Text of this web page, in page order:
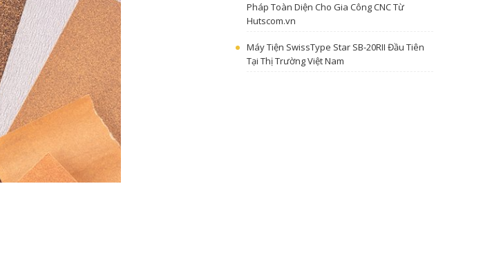
Pháp Toàn Diện Cho Gia Công CNC Từ
Hutscom.vn
Máy Tiện SwissType Star SB-20RII Đầu Tiên
Tại Thị Trường Việt Nam